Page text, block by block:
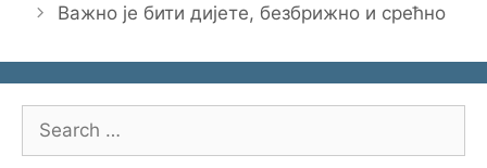
Важно је бити дијете, безбрижно и срећно
for: